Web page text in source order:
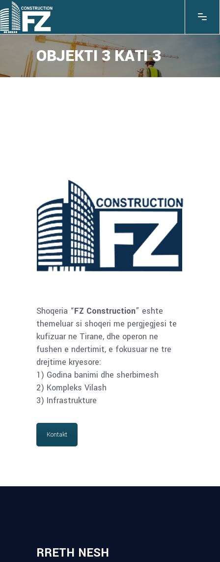
OBJEKTI 3 KATI 3
Shoqeria “FZ Construction” eshte
themeluar si shoqeri me pergjegjesi te
kufizuar ne Tirane, dhe operon ne
fushen e ndertimit, e fokusuar ne tre
drejtime kryesore:
1) Godina banimi dhe sherbimesh
2) Kompleks Vilash
3) Infrastrukture
Kontakt
RRETH NESH